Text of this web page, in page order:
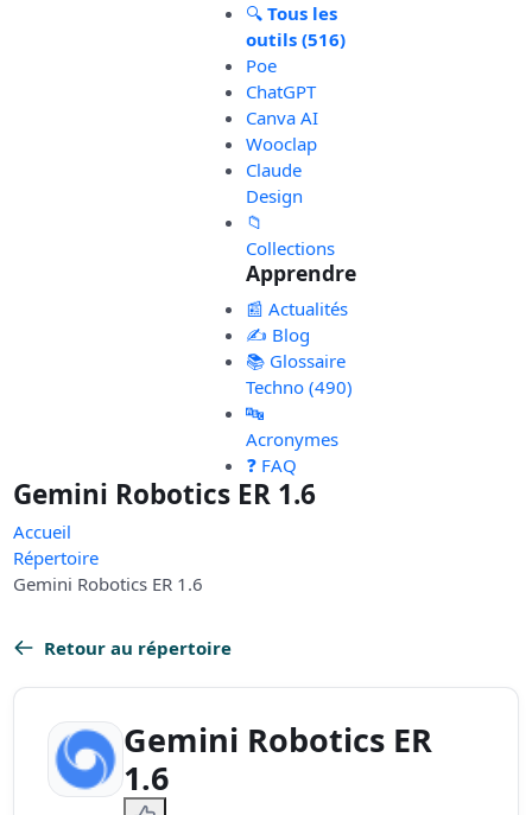
🔍 Tous les
outils (516)
Poe
ChatGPT
Canva AI
Wooclap
Claude
Design
📁
Collections
Apprendre
📰 Actualités
✍️ Blog
📚 Glossaire
Techno (490)
🔤
Acronymes
❓ FAQ
Gemini Robotics ER 1.6
Accueil
Répertoire
Gemini Robotics ER 1.6
Retour au répertoire
Gemini Robotics ER
1.6